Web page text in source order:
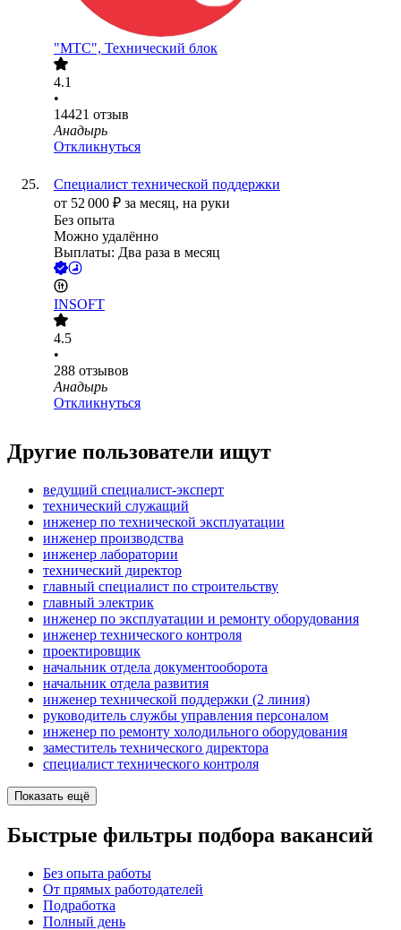
"МТС", Технический блок
4.1
•
14421 отзыв
Анадырь
Откликнуться
Специалист технической поддержки
от 52 000 ₽ за месяц, на руки
Без опыта
Можно удалённо
Выплаты: Два раза в месяц
INSOFT
4.5
•
288 отзывов
Анадырь
Откликнуться
Другие пользователи ищут
ведущий специалист-эксперт
технический служащий
инженер по технической эксплуатации
инженер производства
инженер лаборатории
технический директор
главный специалист по строительству
главный электрик
инженер по эксплуатации и ремонту оборудования
инженер технического контроля
проектировщик
начальник отдела документооборота
начальник отдела развития
инженер технической поддержки (2 линия)
руководитель службы управления персоналом
инженер по ремонту холодильного оборудования
заместитель технического директора
специалист технического контроля
Показать ещё
Быстрые фильтры подбора вакансий
Без опыта работы
От прямых работодателей
Подработка
Полный день